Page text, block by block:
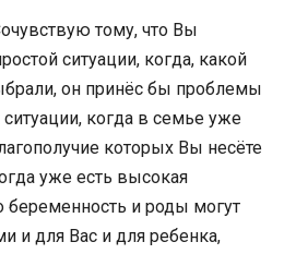
тому, что Вы
ситуации, когда, какой
он принёс бы проблемы
когда в семье уже
которых Вы несёте
уже есть высокая
беременность и роды могут
и для Вас и для ребенка,